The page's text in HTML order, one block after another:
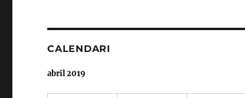
CALENDARI
abril 2019